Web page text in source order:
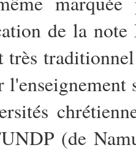
de la
très
(de